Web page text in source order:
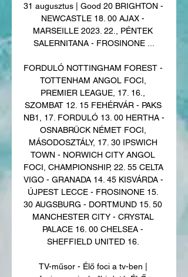
31 augusztus | Good 20 BRIGHTON -
NEWCASTLE 18. 00 AJAX -
MARSEILLE 2023. 22., PÉNTEK
SALERNITANA - FROSINONE ...
FORDULÓ NOTTINGHAM FOREST -
TOTTENHAM ANGOL FOCI,
PREMIER LEAGUE, 17. 16.,
SZOMBAT 12. 15 FEHÉRVÁR - PAKS
NB1, 17. FORDULÓ 13. 00 HERTHA -
OSNABRÜCK NÉMET FOCI,
MÁSODOSZTÁLY, 17. 30 IPSWICH
TOWN - NORWICH CITY ANGOL
FOCI, CHAMPIONSHIP, 22. 55 CELTA
VIGO - GRANADA 14. 45 KISVÁRDA -
ÚJPEST LECCE - FROSINONE 15.
30 AUGSBURG - DORTMUND 15. 50
MANCHESTER CITY - CRYSTAL
PALACE 16. 00 CHELSEA -
SHEFFIELD UNITED 16.
TV-műsor - Élő foci a tv-ben |